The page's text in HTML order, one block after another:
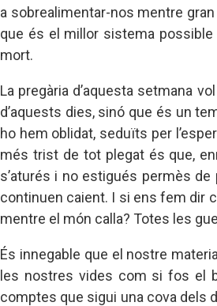
a sobrealimentar-nos mentre
que és el millor sistema
mort.
La pregària d’aquesta setmana
d’aquests dies, sinó que és un
ho hem oblidat, seduïts per
més trist de tot plegat és que,
s’aturés i no estigués permès
continuen caient. I si ens fem dir
mentre el món calla? Totes les
És innegable que el nostre
les nostres vides com si fos el
comptes que sigui una cova dels